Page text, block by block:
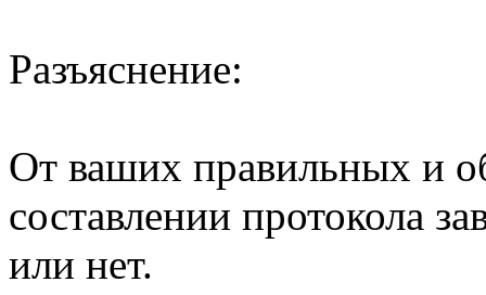
Разъяснение:
От ваших правильных и
составлении протокола
или нет.